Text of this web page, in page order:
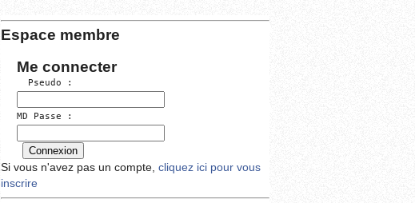
Espace membre
Me connecter
  Pseudo :
MD Passe :
Si vous n'avez pas un compte, cliquez ici pour vous
inscrire